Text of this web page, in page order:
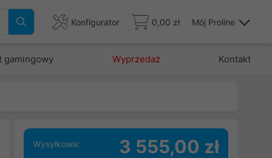
Konfigurator 0,00 zł Mój Proline
gamingowy Wyprzedaż Kontakt
Wysyłkowa: 3 555,00 zł